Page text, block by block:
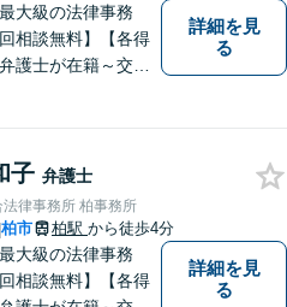
最大級の法律事務
相談無料】【各得
護士が在籍～交通
詳細を見
る
子 弁護士
法律事務所 柏事務所
柏市 柏駅 から徒歩4分
最大級の法律事務
相談無料】【各得
詳細を見
る